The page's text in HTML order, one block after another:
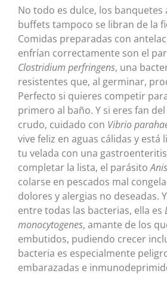
No todo es dulce, los banquetes
buffets tampoco se libran de la
Comidas preparadas con
enfrían correctamente son el
Clostridium perfringens, una
resistentes que, al germinar,
Perfecto si quieres competir
primero al baño. Y si eres fan
crudo, cuidado con Vibrio
vive feliz en aguas cálidas y
tu velada con una
completar la lista, el parásito
colarse en pescados mal
dolores y alergias no deseadas.
entre todas las bacterias, ella es
monocytogenes, amante de los
embutidos, pudiendo crecer
bacteria es especialmente
embarazadas e